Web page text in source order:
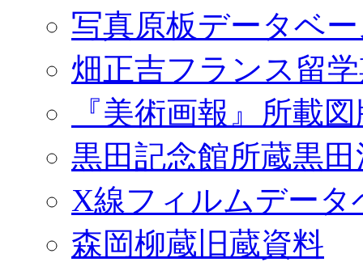
写真原板データベ
畑正吉フランス留
『美術画報』所載
黒田記念館所蔵黒
X線フィルムデータ
森岡柳蔵旧蔵資料